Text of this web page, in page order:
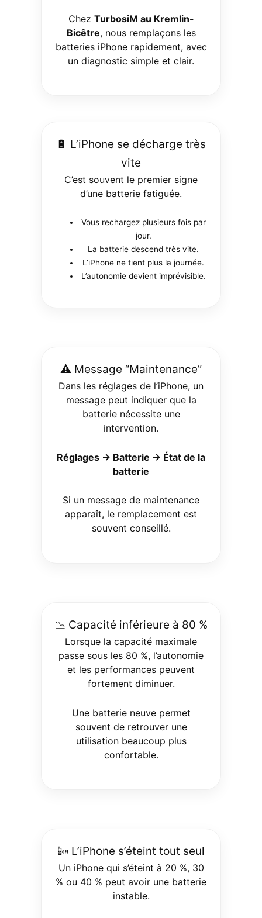
Chez TurbosiM au Kremlin-
Bicêtre, nous remplaçons les
batteries iPhone rapidement, avec
un diagnostic simple et clair.
🔋 L’iPhone se décharge très
vite
C’est souvent le premier signe
d’une batterie fatiguée.
Vous rechargez plusieurs fois par
jour.
La batterie descend très vite.
L’iPhone ne tient plus la journée.
L’autonomie devient imprévisible.
⚠️ Message “Maintenance”
Dans les réglages de l’iPhone, un
message peut indiquer que la
batterie nécessite une
intervention.
Réglages → Batterie → État de la
batterie
Si un message de maintenance
apparaît, le remplacement est
souvent conseillé.
📉 Capacité inférieure à 80 %
Lorsque la capacité maximale
passe sous les 80 %, l’autonomie
et les performances peuvent
fortement diminuer.
Une batterie neuve permet
souvent de retrouver une
utilisation beaucoup plus
confortable.
📴 L’iPhone s’éteint tout seul
Un iPhone qui s’éteint à 20 %, 30
% ou 40 % peut avoir une batterie
instable.